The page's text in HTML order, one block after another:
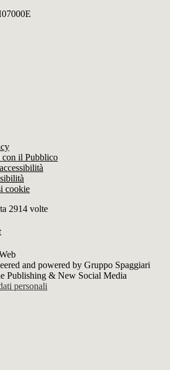
il Pubblico
cookie
2914 volte
and powered by Gruppo Spaggiari
Publishing & New Social Media
personali